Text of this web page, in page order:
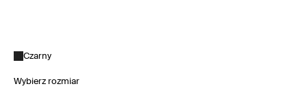
Czarny
Wybierz rozmiar